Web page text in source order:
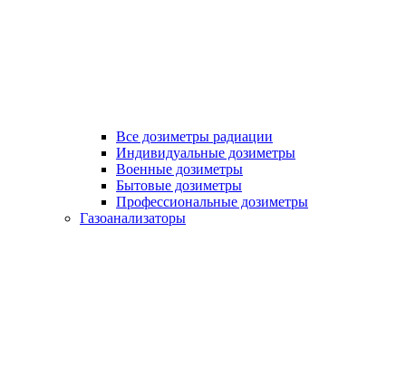
Все дозиметры радиации
Индивидуальные дозиметры
Военные дозиметры
Бытовые дозиметры
Профессиональные дозиметры
Газоанализаторы